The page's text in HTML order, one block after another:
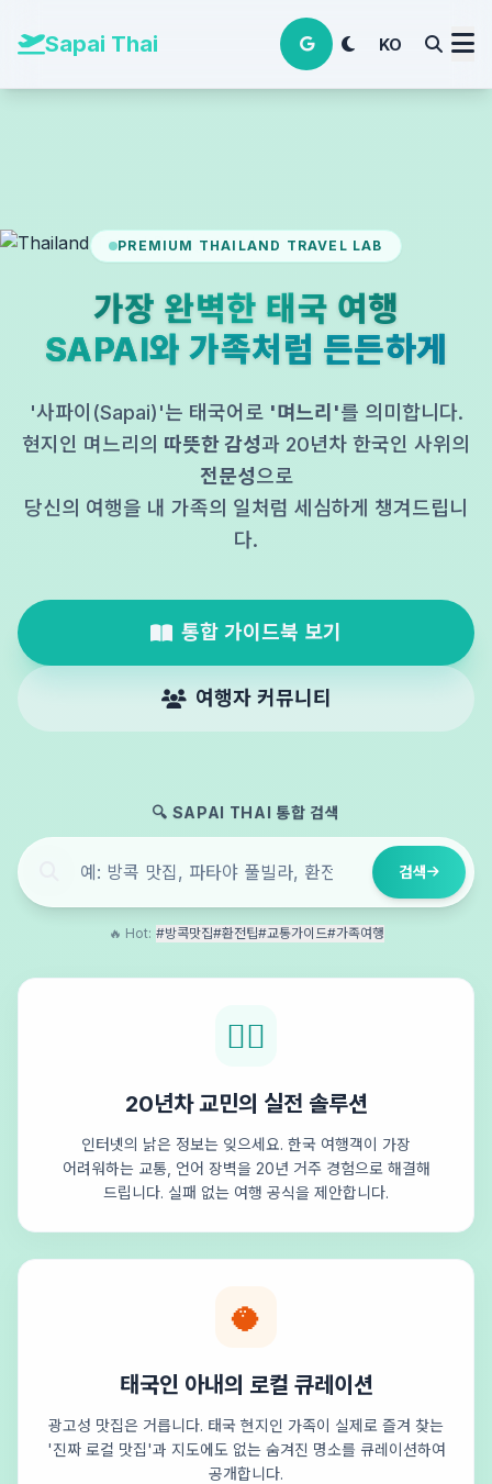
Sapai Thai KO
PREMIUM THAILAND TRAVEL LAB
가장 완벽한 태국 여행
SAPAI와 가족처럼 든든하게
'사파이(Sapai)'는 태국어로 '며느리'를 의미합니다.
현지인 며느리의 따뜻한 감성과 20년차 한국인 사위의
전문성으로
당신의 여행을 내 가족의 일처럼 세심하게 챙겨드립니
다.
통합 가이드북 보기
여행자 커뮤니티
🔍 SAPAI THAI 통합 검색
검색
🔥 Hot: #방콕맛집#환전팁#교통가이드#가족여행
🕵️‍♂️
20년차 교민의 실전 솔루션
인터넷의 낡은 정보는 잊으세요. 한국 여행객이 가장
어려워하는 교통, 언어 장벽을 20년 거주 경험으로 해결해
드립니다. 실패 없는 여행 공식을 제안합니다.
🥥
태국인 아내의 로컬 큐레이션
광고성 맛집은 거릅니다. 태국 현지인 가족이 실제로 즐겨 찾는
'진짜 로컬 맛집'과 지도에도 없는 숨겨진 명소를 큐레이션하여
공개합니다.